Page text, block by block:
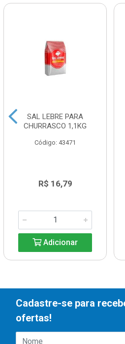
SAL LEBRE PARA
CHURRASCO 1,1KG
Código: 43471
R$ 16,79
Adicionar
Cadastre-se para
ofertas!